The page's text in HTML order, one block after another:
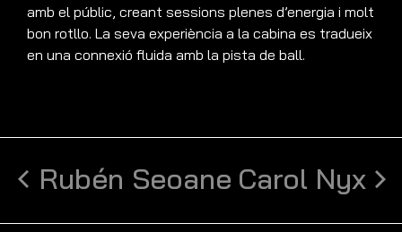
amb el públic, creant sessions plenes d’energia i molt
bon rotllo. La seva experiència a la cabina es tradueix
en una connexió fluida amb la pista de ball.
Rubén Seoane Carol Nyx